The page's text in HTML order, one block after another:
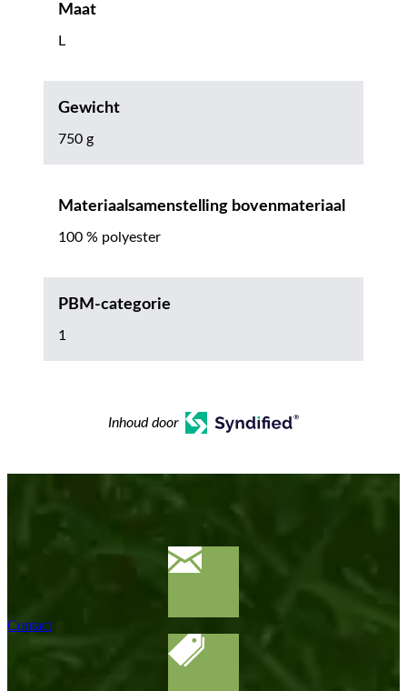
Maat
L
Gewicht
750 g
Materiaalsamenstelling bovenmateriaal
100 % polyester
PBM-categorie
1
Inhoud door
Contact